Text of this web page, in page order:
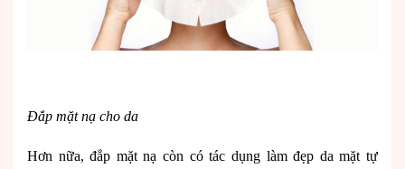
Đắp mặt nạ cho da
Hơn nữa, đắp mặt nạ còn có tác dụng làm đẹp da mặt tự